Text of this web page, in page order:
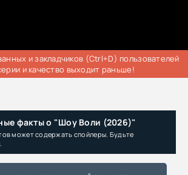
и закладчиков (Ctrl+D) пользователей
и качество выходит раньше!
факты о "Шоу Воли (2026)"
может содержать спойлеры. Будьте